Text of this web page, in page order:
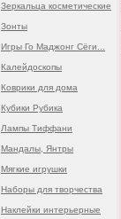
Зеркальца косметические
Зонты
Игры Го Маджонг Сёги...
Калейдоскопы
Коврики для дома
Кубики Рубика
Лампы Тиффани
Мандалы, Янтры
Мягкие игрушки
Наборы для творчества
Наклейки интерьерные